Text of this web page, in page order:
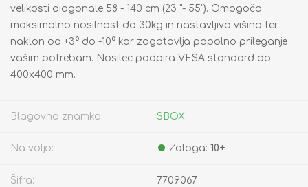
velikosti diagonale 58 - 140 cm (23 "- 55"). Omogoča
maksimalno nosilnost do 30kg in nastavljivo višino ter
naklon od +3° do -10° kar zagotavlja popolno prileganje
vašim potrebam. Nosilec podpira VESA standard do
400x400 mm.
Blagovna znamka: SBOX
Na voljo: Zaloga: 10+
Šifra: 7709067